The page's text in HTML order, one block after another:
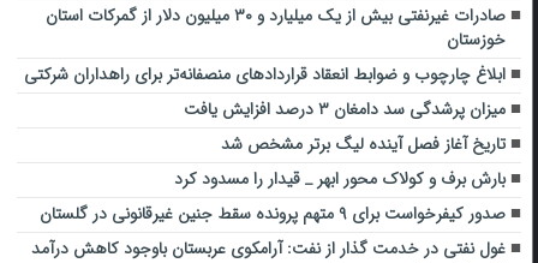
صادرات غیرنفتی بیش از یک میلیارد و ۳۰ میلیون دلار از گمرکات استان
خوزستان
ابلاغ چارچوب و ضوابط انعقاد قراردادهای منصفانه‌تر برای راهداران شرکتی
میزان پرشدگی سد دامغان ۳ درصد افزایش یافت
تاریخ آغاز فصل آینده لیگ برتر مشخص شد
بارش برف و کولاک محور ابهر _ قیدار را مسدود کرد
صدور کیفرخواست برای ۹ متهم پرونده سقط جنین غیرقانونی در گلستان
غول نفتی در خدمت گذار از نفت: آرامکوی عربستان باوجود کاهش درآمد